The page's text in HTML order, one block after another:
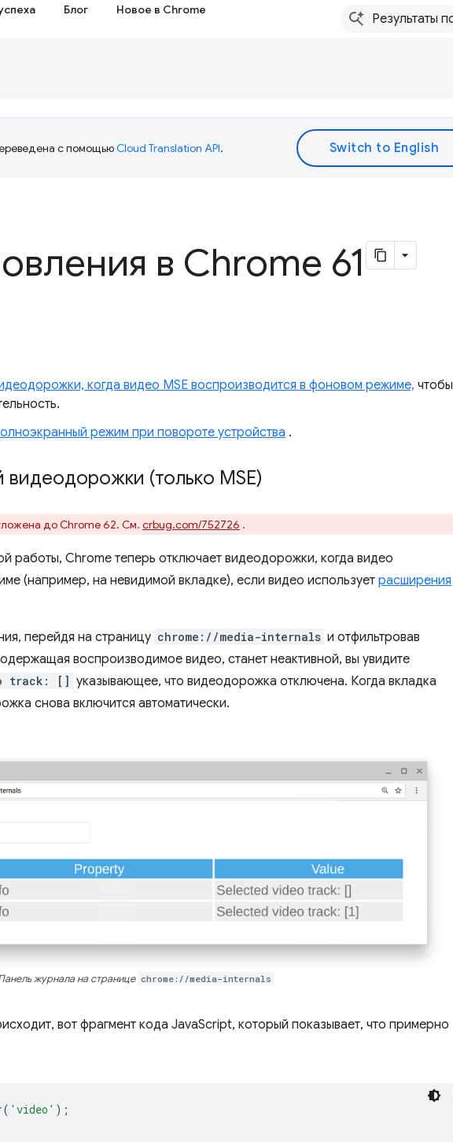
Блог Новое в Chrome
с помощьюCloud Translation API.
в Chrome 61
когда видео MSE воспроизводится в фоновом режиме, чтобы
режим при повороте устройства .
(только MSE)
до Chrome 62. См. crbug.com/752726 .
работы, Chrome теперь отключает видеодорожки, когда видео
(например, на невидимой вкладке), если видео использует расширения
перейдя на страницу chrome://media-internals и отфильтровав
воспроизводимое видео, станет неактивной, вы увидите
track: [] указывающее, что видеодорожка отключена. Когда вкладка
снова включится автоматически.
журнала на странице chrome://media-internals
вот фрагмент кода JavaScript, который показывает, что примерно
( 'video' );